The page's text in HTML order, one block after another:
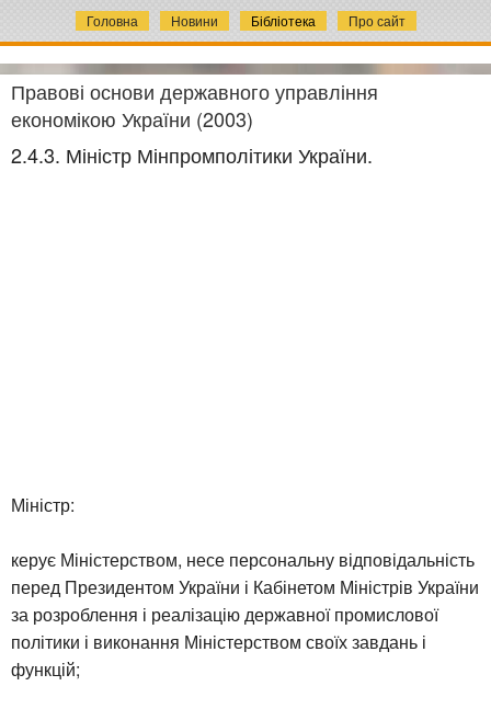
Головна Новини Бібліотека Про сайт
Правові основи державного управління
економікою України (2003)
2.4.3. Міністр Мінпромполітики України.
Міністр:
керує Міністерством, несе персональну відповідальність
перед Президентом України і Кабінетом Міністрів України
за розроблення і реалізацію державної промислової
політики і виконання Міністерством своїх завдань і
функцій;